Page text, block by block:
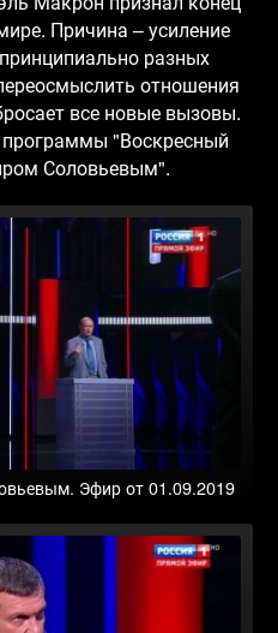
Причина – усиление
разных
отношения
все новые вызовы.
"Воскресный
Соловьевым".
Эфир от 01.09.2019